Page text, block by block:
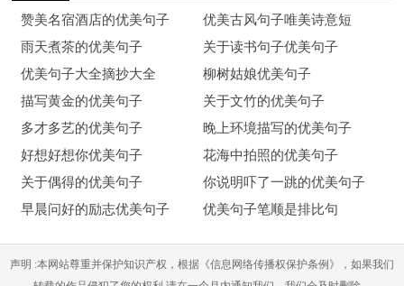
13、在这个平凡的世界，我们最需要的不见得是英雄，而是那种
真真切切、实实在在，可以不忠于世俗，却无负自己良心的人。
赞美名宿酒店的优美句子
优美古风句子唯美诗意短
雨天煮茶的优美句子
关于读书句子优美句子
优美句子大全摘抄大全
柳树姑娘优美句子
描写黄金的优美句子
关于文竹的优美句子
多才多艺的优美句子
晚上环境描写的优美句子
好想好想你优美句子
花海中拍照的优美句子
关于偶得的优美句子
你说明吓了一跳的优美句子
早晨问好的励志优美句子
优美句子笔顺是排比句
声明 :本网站尊重并保护知识产权，根据《信息网络传播权保护条例》，如果我们